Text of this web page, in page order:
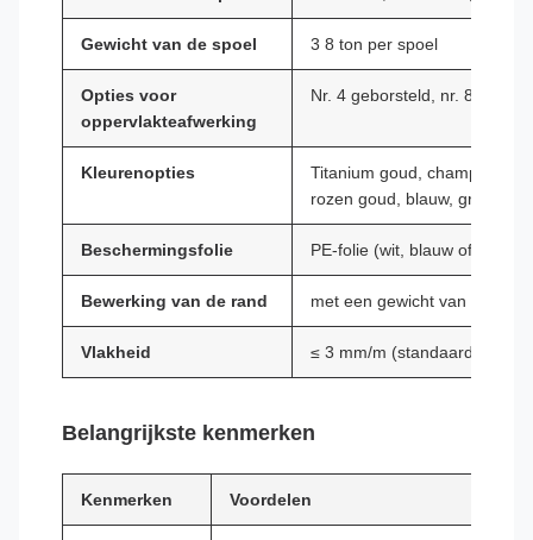
Gewicht van de spoel 3 8 ton per spoel
Opties voor
oppervlakteafwerking
Nr. 4 geborsteld, nr. 8
Kleurenopties
Titanium goud, champagne,
rozen goud, blauw, groen,
Beschermingsfolie PE-folie (wit, blauw of
Bewerking van de rand met een gewicht van niet
Vlakheid ≤ 3 mm/m (standaard); ≤ 1
Belangrijkste kenmerken
Kenmerken Voordelen